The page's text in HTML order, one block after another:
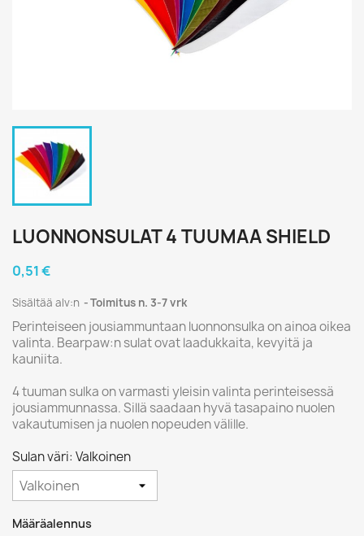
LUONNONSULAT 4 TUUMAA SHIELD
0,51 €
Sisältää alv:n Toimitus n. 3-7 vrk
Perinteiseen jousiammuntaan luonnonsulka on ainoa oikea
valinta. Bearpaw:n sulat ovat laadukkaita, kevyitä ja
kauniita.
4 tuuman sulka on varmasti yleisin valinta perinteisessä
jousiammunnassa. Sillä saadaan hyvä tasapaino nuolen
vakautumisen ja nuolen nopeuden välille.
Sulan väri: Valkoinen
Määräalennus